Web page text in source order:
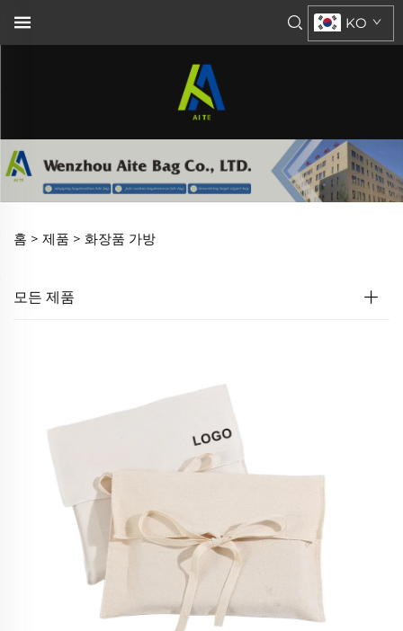
KO
홈 > 제품 > 화장품 가방
모든 제품